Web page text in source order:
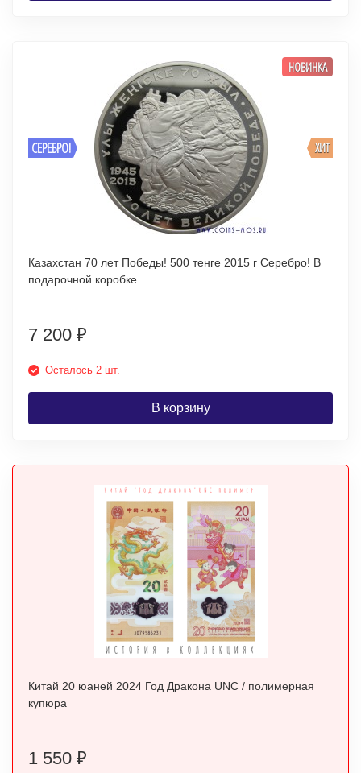
СЕРЕБРО! ХИТ
НОВИНКА
Казахстан 70 лет Победы! 500 тенге 2015 г Серебро! В
подарочной коробке
7 200 ₽
Осталось 2 шт.
В корзину
Китай 20 юаней 2024 Год Дракона UNC / полимерная
купюра
1 550 ₽